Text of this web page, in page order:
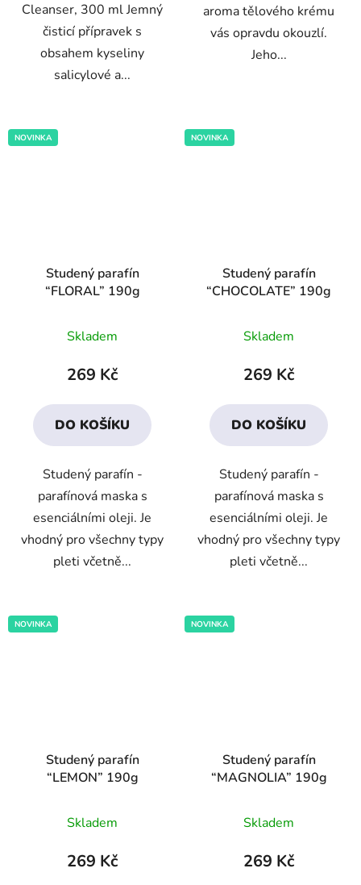
Cleanser, 300 ml Jemný
čisticí přípravek s
obsahem kyseliny
salicylové a...
aroma tělového krému
vás opravdu okouzlí.
Jeho...
NOVINKA
Studený parafín
“FLORAL” 190g
hodnocení
produktu
2,6
z
hvězdiček.
Skladem
269 Kč
DO KOŠÍKU
Studený parafín -
parafínová maska s
esenciálními oleji. Je
vhodný pro všechny typy
pleti včetně...
NOVINKA
Studený parafín
“CHOCOLATE” 190g
hodnocení
produktu
2,1
z
hvězdiček.
Skladem
269 Kč
DO KOŠÍKU
Studený parafín -
parafínová maska s
esenciálními oleji. Je
vhodný pro všechny typy
pleti včetně...
NOVINKA
Studený parafín
“LEMON” 190g
hodnocení
produktu
Skladem
269 Kč
NOVINKA
Studený parafín
“MAGNOLIA” 190g
hodnocení
produktu
Skladem
269 Kč